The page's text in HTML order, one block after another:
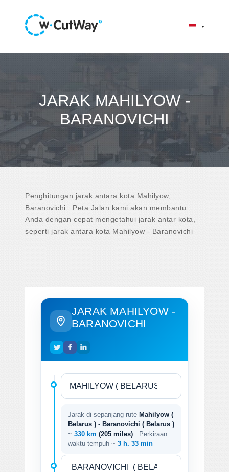
JARAK MAHILYOW -
BARANOVICHI
Penghitungan jarak antara kota Mahilyow,
Baranovichi . Peta Jalan kami akan membantu
Anda dengan cepat mengetahui jarak antar kota,
seperti jarak antara kota Mahilyow - Baranovichi
JARAK MAHILYOW -
BARANOVICHI
Jarak di sepanjang rute Mahilyow (
Belarus ) - Baranovichi ( Belarus )
~ 330 km (205 miles)
. Perkiraan
waktu tempuh ~ 3 h. 33 min